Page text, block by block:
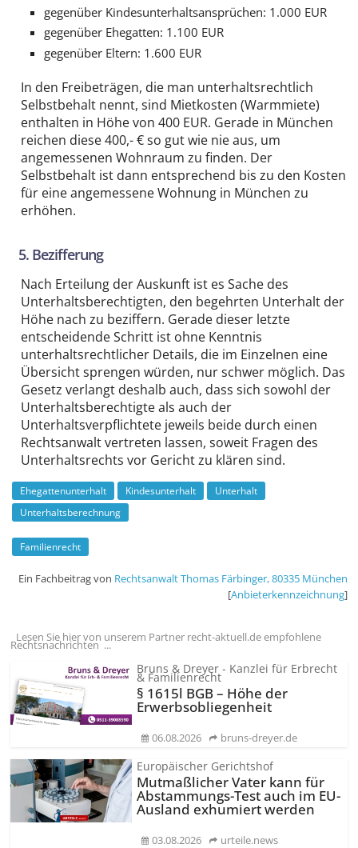
gegenüber Kindesunterhaltsansprüchen: 1.000 EUR
gegenüber Ehegatten: 1.100 EUR
gegenüber Eltern: 1.600 EUR
In den Freibeträgen, die man unterhaltsrechtlich
Selbstbehalt nennt, sind Mietkosten (Warmmiete)
enthalten in Höhe von 400 EUR. Gerade in München
reichen diese 400,- € so gut wie nie aus, um
angemessenen Wohnraum zu finden. Der
Selbstbehalt ist dann entsprechend bis zu den Kosten
für eine angemessene Wohnung in München zu
erhöhen.
5. Bezifferung
Nach Erteilung der Auskunft ist es Sache des
Unterhaltsberechtigten, den begehrten Unterhalt der
Höhe nach zu beziffern. Gerade dieser letzte
entscheidende Schritt ist ohne Kenntnis
unterhaltsrechtlicher Details, die im Einzelnen eine
Übersicht sprengen würden, nur schwer möglich. Das
Gesetz verlangt deshalb auch, dass sich sowohl der
Unterhaltsberechtigte als auch der
Unterhaltsverpflichtete jeweils beide durch einen
Rechtsanwalt vertreten lassen, soweit Fragen des
Unterhaltsrechts vor Gericht zu klären sind.
Ehegattenunterhalt Kindesunterhalt
Unterhalt
Unterhaltsberechnung
Familienrecht
Ein Fachbeitrag von Rechtsanwalt Thomas Färbinger,80335 München
[Anbieter­kenn­zeichnung]
Lesen Sie hier von unserem Partner recht-aktuell.de empfohlene
Rechtsnachrichten ...
Bruns & Dreyer - Kanzlei für Erbrecht
& Familienrecht
§ 1615l BGB – Höhe der
Erwerbsobliegenheit
06.08.2026 bruns-dreyer.de
Europäischer Gerichtshof
Mutmaßlicher Vater kann für
Abstammungs-Test auch im EU-
Ausland exhumiert werden
03.08.2026 urteile.news